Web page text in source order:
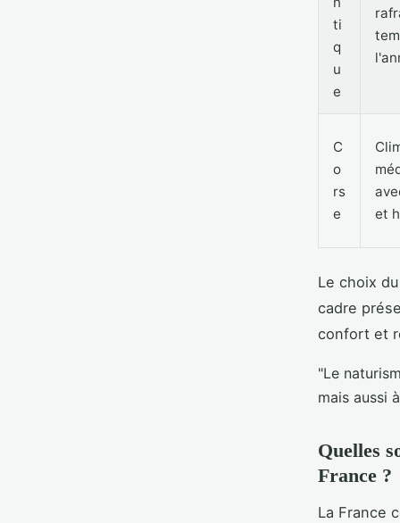
ti
q
u
e
C
o
rs
e
et
Le choix
cadre
confort et
"Le
mais aussi
Quelles
France ?
La France